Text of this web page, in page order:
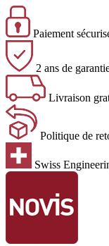
Paiement
2 ans de
Livraison
Politique de
Swiss